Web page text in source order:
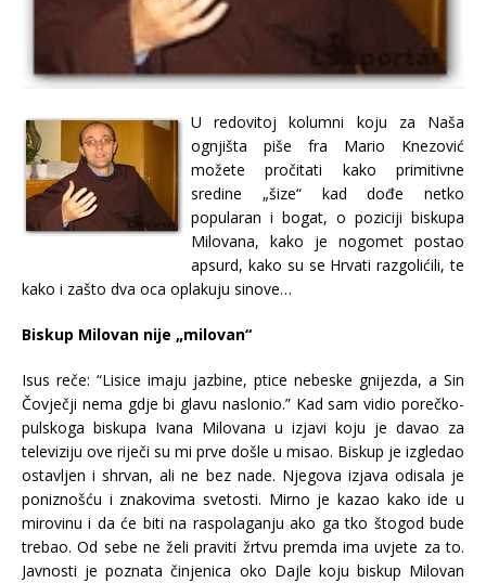
U redovitoj kolumni koju za Naša
ognjišta piše fra Mario Knezović
možete pročitati kako primitivne
sredine „šize“ kad dođe netko
popularan i bogat, o poziciji biskupa
Milovana, kako je nogomet postao
apsurd, kako su se Hrvati razgolićili, te
kako i zašto dva oca oplakuju sinove…
Biskup Milovan nije „milovan“
Isus reče: “Lisice imaju jazbine, ptice nebeske gnijezda, a Sin
Čovječji nema gdje bi glavu naslonio.” Kad sam vidio porečko-
pulskoga biskupa Ivana Milovana u izjavi koju je davao za
televiziju ove riječi su mi prve došle u misao. Biskup je izgledao
ostavljen i shrvan, ali ne bez nade. Njegova izjava odisala je
poniznošću i znakovima svetosti. Mirno je kazao kako ide u
mirovinu i da će biti na raspolaganju ako ga tko štogod bude
trebao. Od sebe ne želi praviti žrtvu premda ima uvjete za to.
Javnosti je poznata činjenica oko Dajle koju biskup Milovan